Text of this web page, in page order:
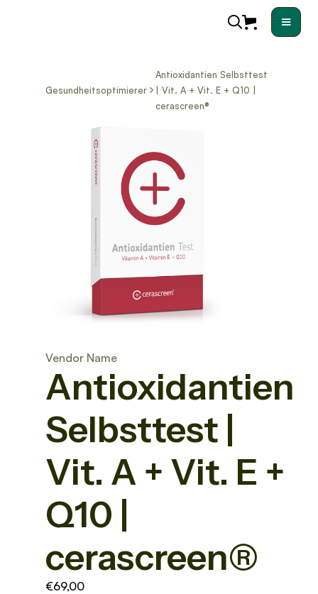
Gesundheitsoptimierer
Antioxidantien Selbsttest
| Vit. A + Vit. E + Q10 |
cerascreen®
Vendor Name
Antioxidantien
Selbsttest |
Vit. A + Vit. E +
Q10 |
cerascreen®
€69,00